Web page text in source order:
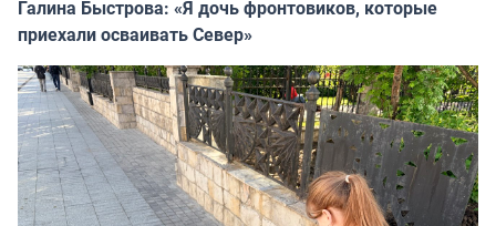
Галина Быстрова: «Я дочь фронтовиков, которые
приехали осваивать Север»